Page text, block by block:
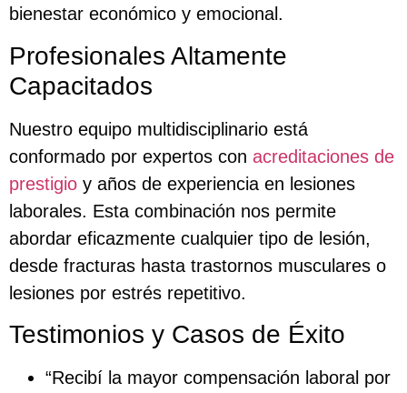
bienestar económico y emocional.
Profesionales Altamente
Capacitados
Nuestro equipo multidisciplinario está
conformado por expertos con acreditaciones de
prestigio y años de experiencia en lesiones
laborales. Esta combinación nos permite
abordar eficazmente cualquier tipo de lesión,
desde fracturas hasta trastornos musculares o
lesiones por estrés repetitivo.
Testimonios y Casos de Éxito
“Recibí la mayor compensación laboral por